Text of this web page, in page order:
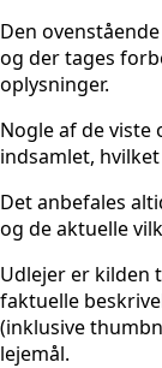
Den
og der tages
oplysninger.
Nogle af de
indsamlet,
Det anbefales
og de aktuelle
Udlejer er kilden
faktuelle
(inklusive
lejemål.